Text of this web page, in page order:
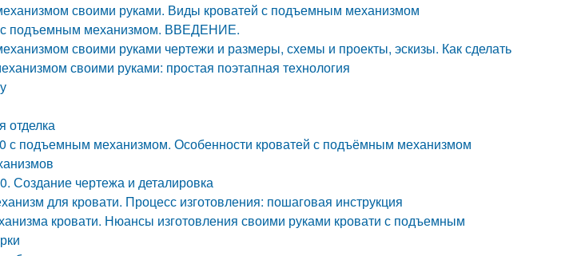
своими руками. Виды кроватей с подъемным механизмом
с подъемным механизмом. ВВЕДЕНИЕ.
своими руками чертежи и размеры, схемы и проекты, эскизы. Как сделать
своими руками: простая поэтапная технология
с подъемным механизмом. Особенности кроватей с подъёмным механизмом
Создание чертежа и деталировка
для кровати. Процесс изготовления: пошаговая инструкция
кровати. Нюансы изготовления своими руками кровати с подъемным